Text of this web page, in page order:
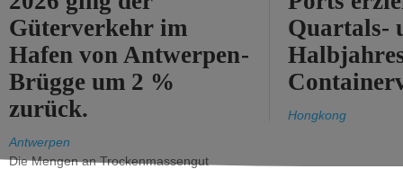
Güterverkehr im
Hafen von Antwerpen-
Brügge um 2 %
zurück.
Antwerpen
Die Mengen an Trockenmassengut
Quartals-
Hongkong